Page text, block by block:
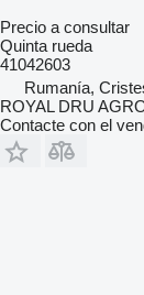
Precio a consultar
Quinta rueda
41042603
Rumanía,
ROYAL DRU
Contacte con el